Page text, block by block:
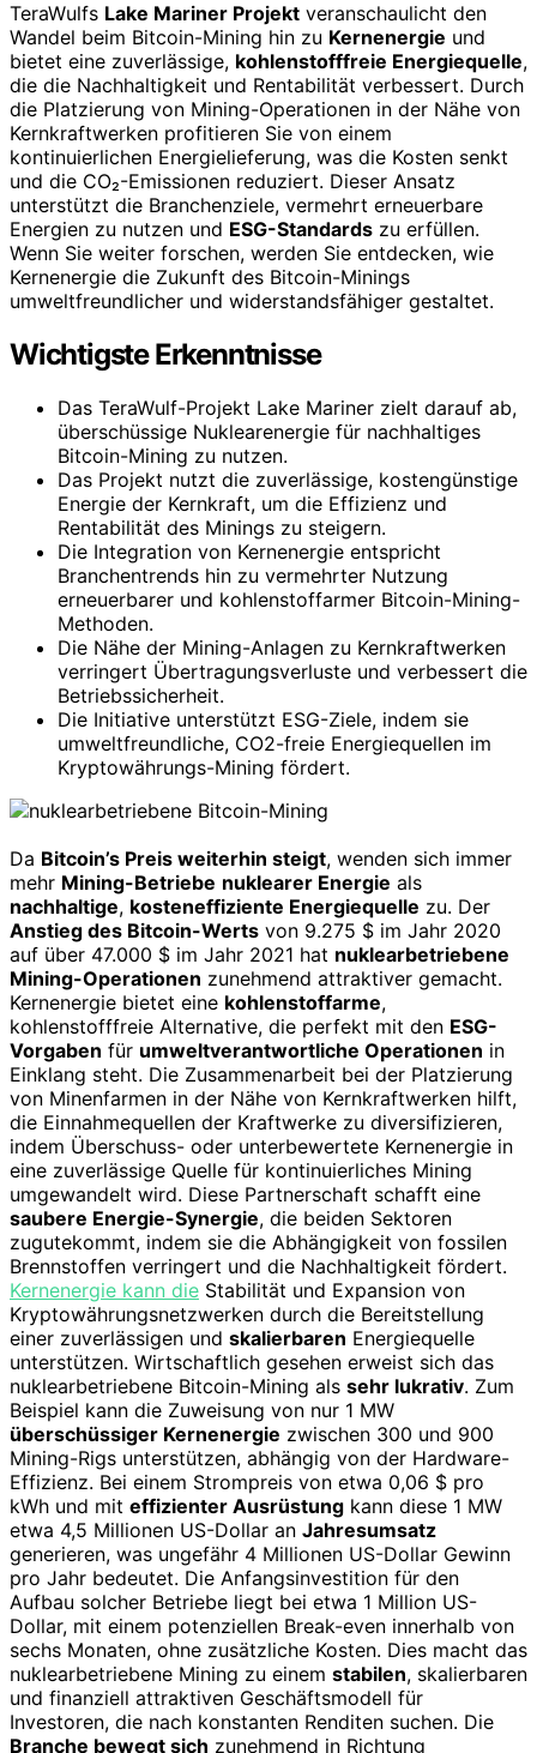
TeraWulfs Lake Mariner Projekt veranschaulicht den
Wandel beim Bitcoin-Mining hin zu Kernenergie und
bietet eine zuverlässige, kohlenstofffreie Energiequelle,
die die Nachhaltigkeit und Rentabilität verbessert. Durch
die Platzierung von Mining-Operationen in der Nähe von
Kernkraftwerken profitieren Sie von einem
kontinuierlichen Energielieferung, was die Kosten senkt
und die CO₂-Emissionen reduziert. Dieser Ansatz
unterstützt die Branchenziele, vermehrt erneuerbare
Energien zu nutzen und ESG-Standards zu erfüllen.
Wenn Sie weiter forschen, werden Sie entdecken, wie
Kernenergie die Zukunft des Bitcoin-Minings
umweltfreundlicher und widerstandsfähiger gestaltet.
Wichtigste Erkenntnisse
Das TeraWulf-Projekt Lake Mariner zielt darauf ab,
überschüssige Nuklearenergie für nachhaltiges
Bitcoin-Mining zu nutzen.
Das Projekt nutzt die zuverlässige, kostengünstige
Energie der Kernkraft, um die Effizienz und
Rentabilität des Minings zu steigern.
Die Integration von Kernenergie entspricht
Branchentrends hin zu vermehrter Nutzung
erneuerbarer und kohlenstoffarmer Bitcoin-Mining-
Methoden.
Die Nähe der Mining-Anlagen zu Kernkraftwerken
verringert Übertragungsverluste und verbessert die
Betriebssicherheit.
Die Initiative unterstützt ESG-Ziele, indem sie
umweltfreundliche, CO2-freie Energiequellen im
Kryptowährungs-Mining fördert.
Da Bitcoin’s Preis weiterhin steigt, wenden sich immer
mehr Mining-Betriebe nuklearer Energie als
nachhaltige, kosteneffiziente Energiequelle zu. Der
Anstieg des Bitcoin-Werts von 9.275 $ im Jahr 2020
auf über 47.000 $ im Jahr 2021 hat nuklearbetriebene
Mining-Operationen zunehmend attraktiver gemacht.
Kernenergie bietet eine kohlenstoffarme,
kohlenstofffreie Alternative, die perfekt mit den ESG-
Vorgaben für umweltverantwortliche Operationen in
Einklang steht. Die Zusammenarbeit bei der Platzierung
von Minenfarmen in der Nähe von Kernkraftwerken hilft,
die Einnahmequellen der Kraftwerke zu diversifizieren,
indem Überschuss- oder unterbewertete Kernenergie in
eine zuverlässige Quelle für kontinuierliches Mining
umgewandelt wird. Diese Partnerschaft schafft eine
saubere Energie-Synergie, die beiden Sektoren
zugutekommt, indem sie die Abhängigkeit von fossilen
Brennstoffen verringert und die Nachhaltigkeit fördert.
Kernenergie kann die Stabilität und Expansion von
Kryptowährungsnetzwerken durch die Bereitstellung
einer zuverlässigen und skalierbaren Energiequelle
unterstützen. Wirtschaftlich gesehen erweist sich das
nuklearbetriebene Bitcoin-Mining als sehr lukrativ. Zum
Beispiel kann die Zuweisung von nur 1 MW
überschüssiger Kernenergie zwischen 300 und 900
Mining-Rigs unterstützen, abhängig von der Hardware-
Effizienz. Bei einem Strompreis von etwa 0,06 $ pro
kWh und mit effizienter Ausrüstung kann diese 1 MW
etwa 4,5 Millionen US-Dollar an Jahresumsatz
generieren, was ungefähr 4 Millionen US-Dollar Gewinn
pro Jahr bedeutet. Die Anfangsinvestition für den
Aufbau solcher Betriebe liegt bei etwa 1 Million US-
Dollar, mit einem potenziellen Break-even innerhalb von
sechs Monaten, ohne zusätzliche Kosten. Dies macht das
nuklearbetriebene Mining zu einem stabilen, skalierbaren
und finanziell attraktiven Geschäftsmodell für
Investoren, die nach konstanten Renditen suchen. Die
Branche bewegt sich zunehmend in Richtung